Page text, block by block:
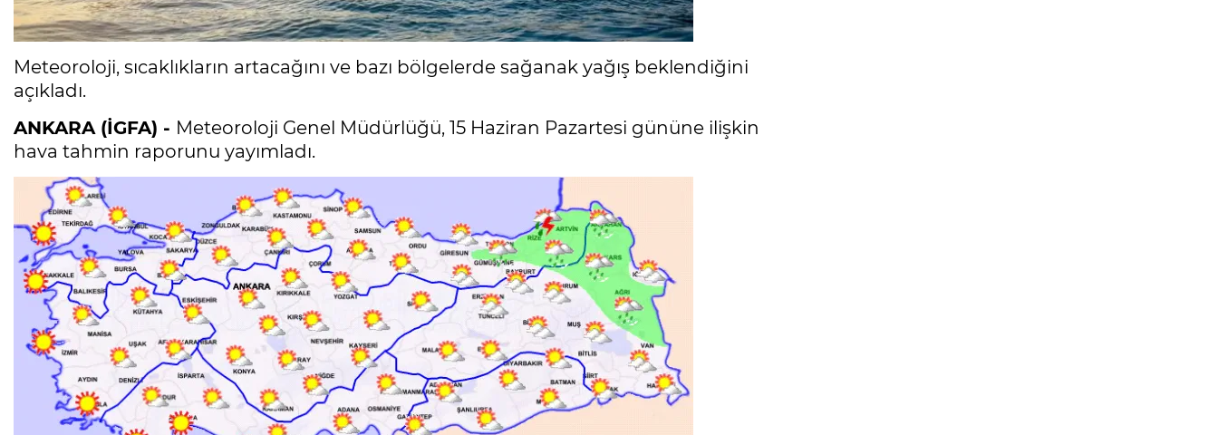
Meteoroloji, sıcaklıkların artacağını ve bazı bölgelerde sağanak yağış beklendiğini
açıkladı.
ANKARA (İGFA) - Meteoroloji Genel Müdürlüğü, 15 Haziran Pazartesi gününe ilişkin
hava tahmin raporunu yayımladı.